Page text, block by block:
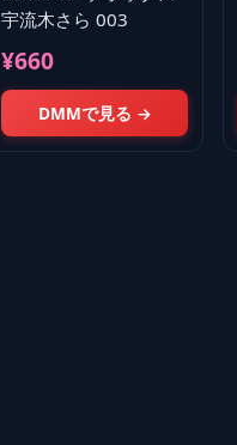
宇流木さら 003
¥660
DMMで見る →